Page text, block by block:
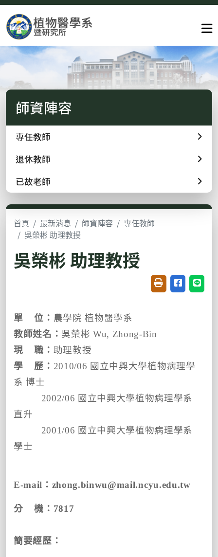
師資陣容
專任教師
退休教師
已故老師
首頁 最新消息 師資陣容
專任教師
吳榮彬 助理教授
吳榮彬 助理教授
友善列印(開新視
分享至臉書
分享
單 位： 農學院 植物醫學系
教師姓名： 吳榮彬Wu, Zhong-Bin
現
職： 助理教授
學
歷： 2010/06 國立中興大學植物病理學
系 博士
2002/06 國立中興大學植物病理學系
直升
2001/06 國立中興大學植物病理學系
學士
E-mail ： zhong.binwu@mail.ncyu.edu.tw
分 機 ：7817
簡要經歷：